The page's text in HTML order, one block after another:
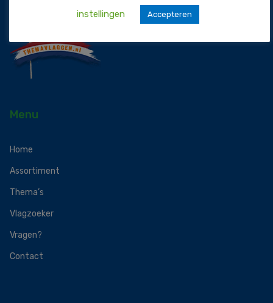
Menu
Home
Assortiment
Thema’s
Vlagzoeker
Vragen?
Contact
instellingen
Accepteren